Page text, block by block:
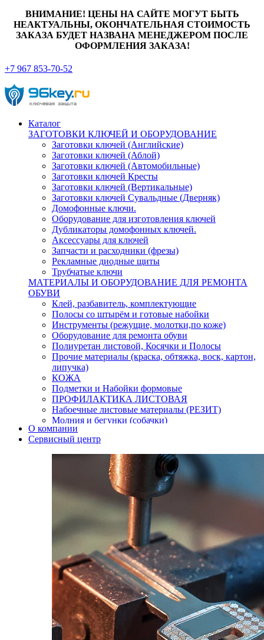
ВНИМАНИЕ! ЦЕНЫ НА САЙТЕ МОГУТ БЫТЬ
НЕАКТУАЛЬНЫ, ОКОНЧАТЕЛЬНАЯ СТОИМОСТЬ
ЗАКАЗА БУДЕТ НАЗВАНА МЕНЕДЖЕРОМ ПОСЛЕ
ОФОРМЛЕНИЯ ЗАКАЗА!
+7 967 853-70-52
Каталог
ЗАГОТОВКИ КЛЮЧЕЙ И ОБОРУДОВАНИЕ
Заготовки ключей (Английские)
Заготовки ключей (Аблой)
Заготовки ключей (Автомобильные)
Заготовки ключей Кресты
Заготовки ключей (Вертикальные)
Заготовки ключей Сувальдные (Дверняк)
Домофонные ключи.
Оборудование для изготовления ключей
Дубликаторы домофонных ключей.
Аксессуары для ключей
Запчасти и расходники (фрезы)
Рекламные диодные щиты
Трубчатые ключи
МАТЕРИАЛЫ И ОБОРУДОВАНИЕ ДЛЯ РЕМОНТА
ОБУВИ
Клей, разбавитель, комплектующие
Полосы со штырём и готовые набойки
Инструменты (режущие, молотки,по коже)
Оборудование для ремонта обуви
Полиуретан листовой, Косячки и Полосы
Прочие материалы (краска, обтяжка, воск, картон,
липучка)
КОЖА
Подметки и Набойки формовые
ПРОФИЛАКТИКА ЛИСТОВАЯ
Набоечные листовые материалы (РЕЗИТ)
Молния и бегунки (собачки)
Нитки,иглы-шило,крючки.
Уход и косметика для обуви
Кнопки (магнитые,кобурные)
Пряжки для ремня
О компании
Сервисный центр